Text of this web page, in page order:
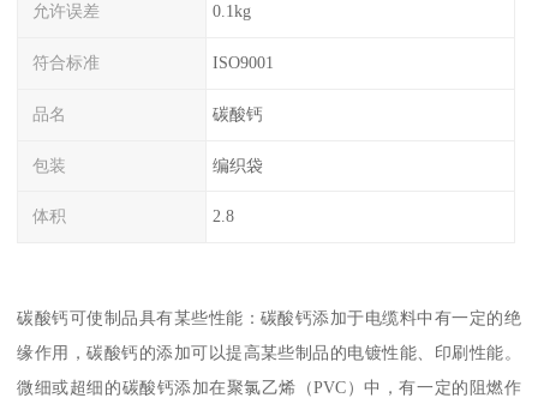
允许误差 0.1kg
符合标准 ISO9001
品名 碳酸钙
包装 编织袋
体积 2.8
碳酸钙可使制品具有某些性能：碳酸钙添加于电缆料中有一定的绝
缘作用，碳酸钙的添加可以提高某些制品的电镀性能、印刷性能。
微细或超细的碳酸钙添加在聚氯乙烯（PVC）中，有一定的阻燃作